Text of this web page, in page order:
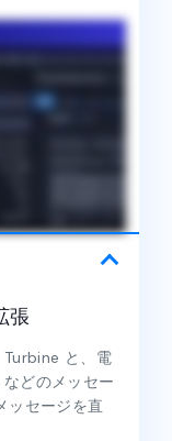
張
Turbine と、電
どのメッセー
ッセージを直